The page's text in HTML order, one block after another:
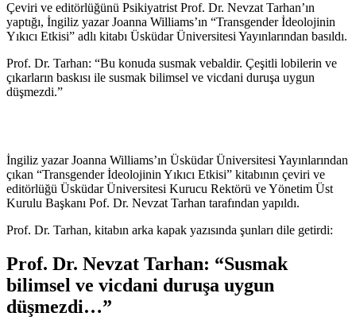
Çeviri ve editörlüğünü Psikiyatrist Prof. Dr. Nevzat Tarhan’ın
yaptığı, İngiliz yazar Joanna Williams’ın “Transgender İdeolojinin
Yıkıcı Etkisi” adlı kitabı Üsküdar Üniversitesi Yayınlarından basıldı.
Prof. Dr. Tarhan: “Bu konuda susmak vebaldir. Çeşitli lobilerin ve
çıkarların baskısı ile susmak bilimsel ve vicdani duruşa uygun
düşmezdi.”
İngiliz yazar Joanna Williams’ın Üsküdar Üniversitesi Yayınlarından
çıkan “Transgender İdeolojinin Yıkıcı Etkisi” kitabının çeviri ve
editörlüğü Üsküdar Üniversitesi Kurucu Rektörü ve Yönetim Üst
Kurulu Başkanı Pof. Dr. Nevzat Tarhan tarafından yapıldı.
Prof. Dr. Tarhan, kitabın arka kapak yazısında şunları dile getirdi:
Prof. Dr. Nevzat Tarhan: “Susmak
bilimsel ve vicdani duruşa uygun
düşmezdi…”